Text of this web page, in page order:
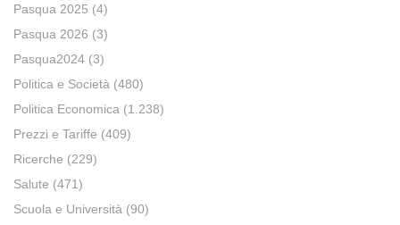
Pasqua 2025 (4)
Pasqua 2026 (3)
Pasqua2024 (3)
Politica e Società (480)
Politica Economica (1.238)
Prezzi e Tariffe (409)
Ricerche (229)
Salute (471)
Scuola e Università (90)